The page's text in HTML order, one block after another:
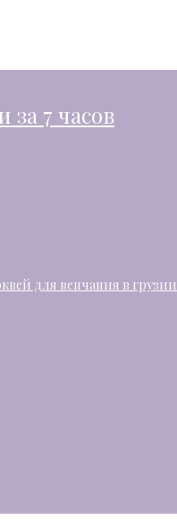
за 7 часов
для венчания в грузии